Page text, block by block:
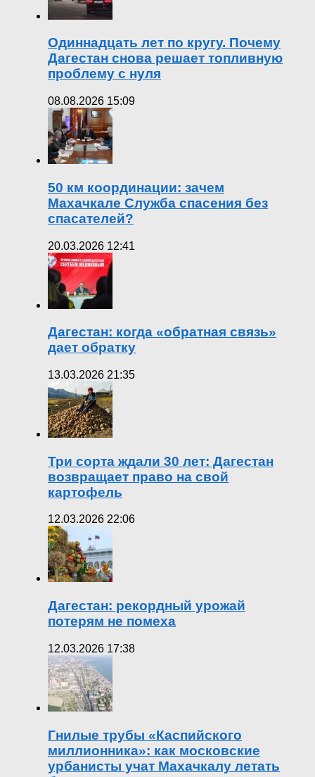
Одиннадцать лет по кругу. Почему
Дагестан снова решает топливную
проблему с нуля
08.08.2026 15:09
50 км координации: зачем
Махачкале Служба спасения без
спасателей?
20.03.2026 12:41
Дагестан: когда «обратная связь»
дает обратку
13.03.2026 21:35
Три сорта ждали 30 лет: Дагестан
возвращает право на свой
картофель
12.03.2026 22:06
Дагестан: рекордный урожай
потерям не помеха
12.03.2026 17:38
Гнилые трубы «Каспийского
миллионника»: как московские
урбанисты учат Махачкалу летать